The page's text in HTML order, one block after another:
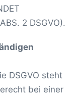
2 DSGVO).
DSGVO steht
bei einer